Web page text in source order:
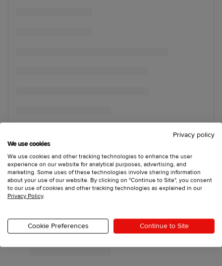
Privacy policy
We use cookies
We use cookies and other tracking technologies to enhance the user
experience on our website for analytical purposes, advertising, and
marketing. Some uses of these technologies involve sharing information
about your use of our website. By clicking on "Continue to Site", you consent
to our use of cookies and other tracking technologies as explained in our
Privacy Policy.
Cookie Preferences Continue to Site